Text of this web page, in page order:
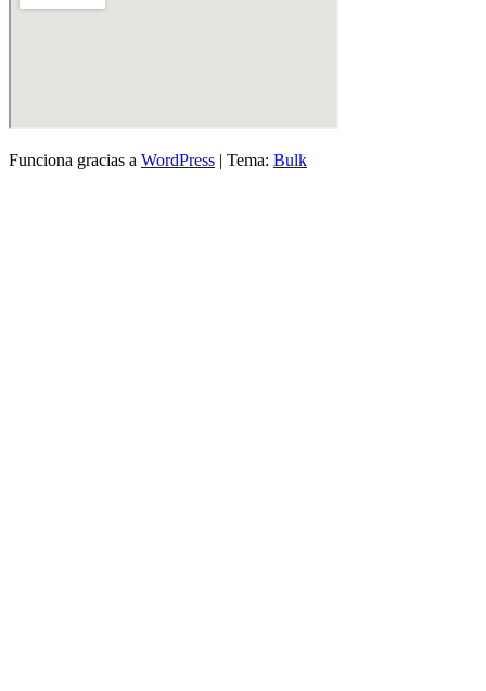
Funciona gracias a WordPress | Tema: Bulk